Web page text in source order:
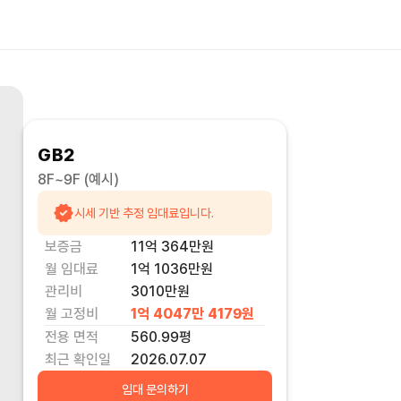
GB2
8F~9F (예시)
시세 기반 추정 임대료입니다.
보증금 11억 364만원
월 임대료
1억 1036만원
관리비
3010만원
월 고정비
1억 4047만 4179원
전용 면적
560.99평
최근 확인일
2026.07.07
임대 문의하기